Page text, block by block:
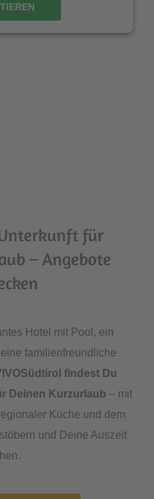
für
– Angebote
Hotel mit Pool, ein
familienfreundliche
findest Du
Deinen Kurzurlaub – mit
Küche und dem
und Deine Auszeit